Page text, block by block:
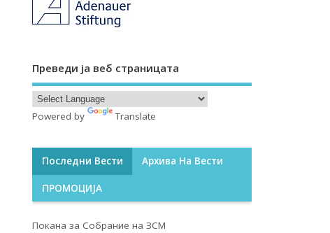
Преведи ја веб страницата
Powered by Translate
Последни Вести Архива На Вести
ПРОМОЦИЈА
Покана за Собрание на ЗСМ